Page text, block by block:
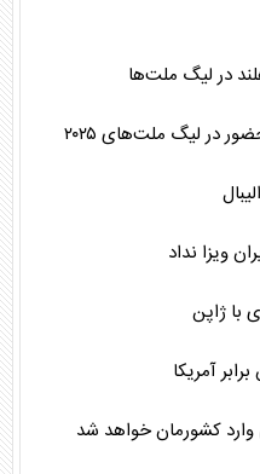
در لیگ ملت‌ها
در لیگ ملت‌های ۲۰۲۵
ویزا نداد
با ژاپن
آمریکا
وارد کشورمان خواهد شد